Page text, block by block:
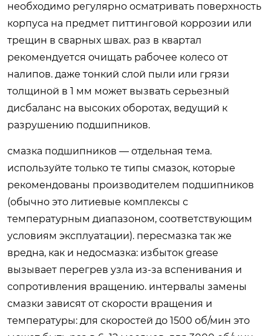
необходимо регулярно осматривать поверхность
корпуса на предмет питтинговой коррозии или
трещин в сварных швах. раз в квартал
рекомендуется очищать рабочее колесо от
налипов. даже тонкий слой пыли или грязи
толщиной в 1 мм может вызвать серьезный
дисбаланс на высоких оборотах, ведущий к
разрушению подшипников.
смазка подшипников — отдельная тема.
используйте только те типы смазок, которые
рекомендованы производителем подшипников
(обычно это литиевые комплексы с
температурным диапазоном, соответствующим
условиям эксплуатации). пересмазка так же
вредна, как и недосмазка: избыток grease
вызывает перегрев узла из-за вспенивания и
сопротивления вращению. интервалы замены
смазки зависят от скорости вращения и
температуры: для скоростей до 1500 об/мин это